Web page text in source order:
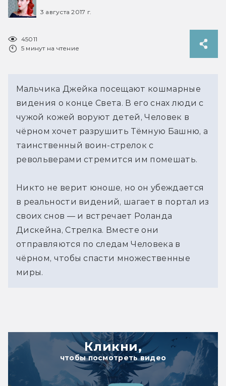
3 августа 2017 г.
45011
5 минут на чтение
Мальчика Джейка посещают кошмарные
видения о конце Света. В его снах люди с
чужой кожей воруют детей, Человек в
чёрном хочет разрушить Тёмную Башню, а
таинственный воин-стрелок с
револьверами стремится им помешать.
Никто не верит юноше, но он убеждается
в реальности видений, шагает в портал из
своих снов — и встречает Роланда
Дискейна, Стрелка. Вместе они
отправляются по следам Человека в
чёрном, чтобы спасти множественные
миры.
Кликни,
чтобы посмотреть видео